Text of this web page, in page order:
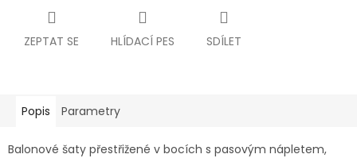
ZEPTAT SE HLÍDACÍ PES SDÍLET
Popis Parametry
Balonové šaty přestřižené v bocích s pasovým nápletem,